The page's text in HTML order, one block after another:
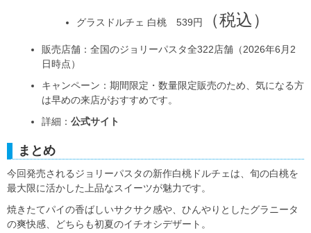
グラスドルチェ 白桃 539円 （税込）
販売店舗：全国のジョリーパスタ全322店舗（2026年6月2
日時点）
キャンペーン：期間限定・数量限定販売のため、気になる方
は早めの来店がおすすめです。
詳細： 公式サイト
まとめ
今回発売されるジョリーパスタの新作白桃ドルチェは、旬の白桃を
最大限に活かした上品なスイーツが魅力です。
焼きたてパイの香ばしいサクサク感や、ひんやりとしたグラニータ
の爽快感、どちらも初夏のイチオシデザート。